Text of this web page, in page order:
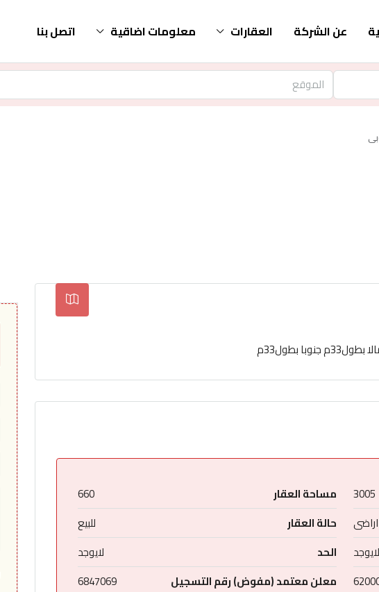
عن الشركة العقارات معلومات اضاقية اتصل بنا
3005 مساحة العقار
660
حالة العقار
للبيع
لايوجد الحد
لايوجد
معلن معتمد (مفوض) رقم التسجيل
6847069